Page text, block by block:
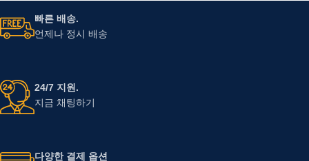
빠른 배송.
언제나 정시 배송
24/7 지원.
지금 채팅하기
다양한 결제 옵션